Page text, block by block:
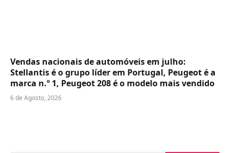
Vendas nacionais de automóveis em julho:
Stellantis é o grupo líder em Portugal, Peugeot é a
marca n.º 1, Peugeot 208 é o modelo mais vendido
6 de Agosto, 2026